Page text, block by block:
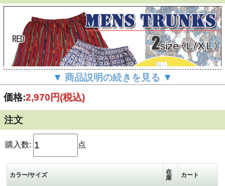
インド綿100％の更紗(バティック)トランクスです。
「バティック」とは主にインドネシアで制作された 蝋(ろう)
防染で模様を表した布＝ロウケツ染めの布のこと。 様々な
工程を経て染め上がった生地でできたトランクスは何ともお
▼ 商品説明の続きを見る ▼
価格:2,970円(税込)
注文
購入数: 点
カラー/サイズ
在
庫
カート